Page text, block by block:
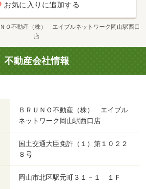
お気に入りに追加する
Ｏ不動産（株） エイブルネットワーク岡山駅西口
店
不動産会社情報
ＢＲＵＮＯ不動産（株） エイブル
ネットワーク岡山駅西口店
国土交通大臣免許（１）第１０２２
８号
岡山市北区駅元町３１－１ １Ｆ